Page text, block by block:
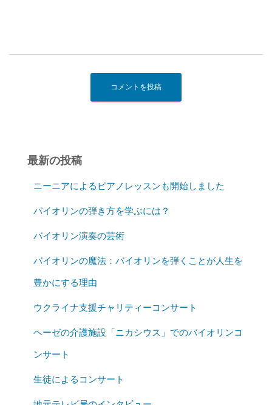
最新の投稿
ニーニアによるピアノレッスンも開始しました
バイオリンの弾き方を学ぶには？
バイオリン演奏の芸術
バイオリンの魔法：バイオリンを弾くことが人生を
豊かにする理由
ウクライナ支援チャリティーコンサート
ヘーゼの介護施設「ニカシウス」でのバイオリンコ
ンサート
生徒によるコンサート